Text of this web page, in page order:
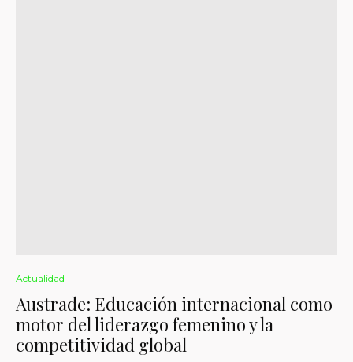
Actualidad
Austrade: Educación internacional como
motor del liderazgo femenino y la
competitividad global